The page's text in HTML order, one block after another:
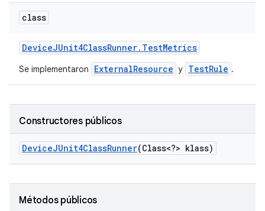
class
DeviceJUnit4ClassRunner. TestMetrics
Se implementaron ExternalResource y TestRule .
Constructores públicos
DeviceJUnit4ClassRunner(Class<?> klass)
Métodos públicos